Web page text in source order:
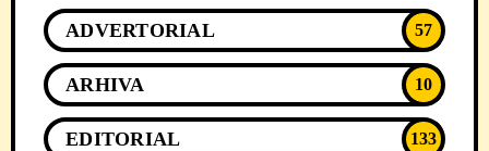
ADVERTORIAL 57
ARHIVA 10
EDITORIAL 133